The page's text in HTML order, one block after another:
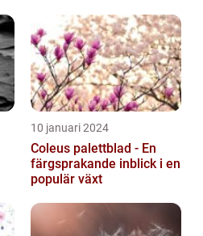
10 januari 2024
Coleus palettblad - En
färgsprakande inblick i en
populär växt